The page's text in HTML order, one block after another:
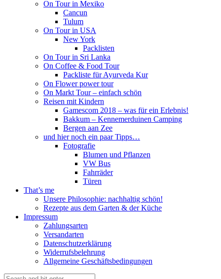
On Tour in Mexiko
Cancun
Tulum
On Tour in USA
New York
Packlisten
On Tour in Sri Lanka
On Coffee & Food Tour
Packliste für Ayurveda Kur
On Flower power tour
On Markt Tour – einfach schön
Reisen mit Kindern
Gamescom 2018 – was für ein Erlebnis!
Bakkum – Kennemerduinen Camping
Bergen aan Zee
und hier noch ein paar Tipps…
Fotografie
Blumen und Pflanzen
VW Bus
Fahrräder
Türen
That’s me
Unsere Philosophie: nachhaltig schön!
Rezepte aus dem Garten & der Küche
Impressum
Zahlungsarten
Versandarten
Datenschutzerklärung
Widerrufsbelehrung
Allgemeine Geschäftsbedingungen